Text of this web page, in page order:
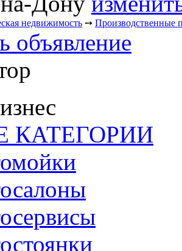
недвижимость ➙ Производственные
объявление
КАТЕГОРИИ